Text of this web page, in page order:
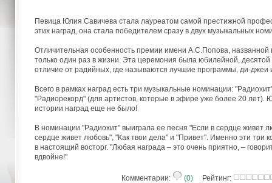
Певица Юлия Савичева стала лауреатом самой престижной
этих наград, она стала победителем сразу в двух музыкальных
Отличительная особенность премии имени А.С.Попова, названной
только один раз в жизни. Эта церемония была юбилейной,
отличие от радийных, где называются лучшие программы, ди-джеи
Всего в рамках наград есть три музыкальные номинации:
"Радиорекорд" (для артистов, которые в эфире уже более 20 лет).
истории наград еще не было!
В номинации "Радиохит" выиграла ее песня "Если в сердце
сердце живет любовь", "Как твои дела" и "Привет". Именно эти
в настоящий восторг. "Любая награда – это очень приятно, –
вдвойне!"
Комментарии: (0) Рейтинг: